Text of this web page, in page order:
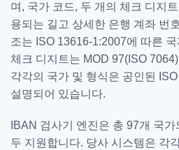
며, 국가 코드, 두 개의 체크 디지
용되는 길고 상세한 은행 계좌 번
조는 ISO 13616-1:2007에 따른
체크 디지트는 MOD 97(ISO
각각의 국가 및 형식은 공인된
설명되어 있습니다.
IBAN 검사기 엔진은 총 97개 국
두 지원합니다. 당사 시스템은 각